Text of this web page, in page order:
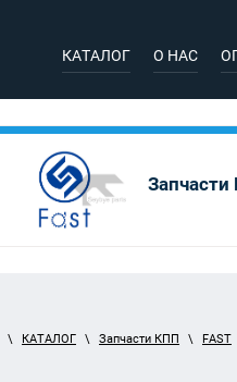
КАТАЛОГ О НАС
\ КАТАЛОГ \ Запчасти КПП \ FAST